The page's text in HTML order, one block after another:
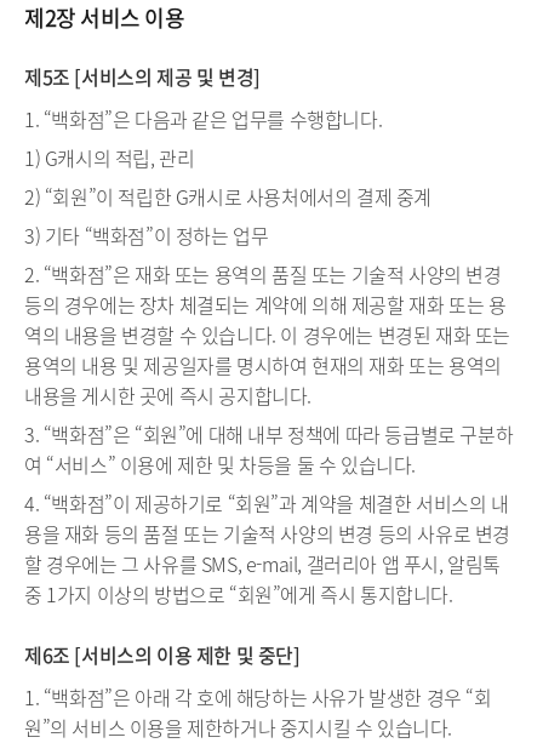
제2장 서비스 이용
제5조 [서비스의 제공 및 변경]
1. “백화점”은 다음과 같은 업무를 수행합니다.
1) G캐시의 적립, 관리
2) “회원”이 적립한 G캐시로 사용처에서의 결제 중계
3) 기타 “백화점”이 정하는 업무
2. “백화점”은 재화 또는 용역의 품질 또는 기술적 사양의 변경
등의 경우에는 장차 체결되는 계약에 의해 제공할 재화 또는 용
역의 내용을 변경할 수 있습니다. 이 경우에는 변경된 재화 또는
용역의 내용 및 제공일자를 명시하여 현재의 재화 또는 용역의
내용을 게시한 곳에 즉시 공지합니다.
3. “백화점”은 “회원”에 대해 내부 정책에 따라 등급별로 구분하
여 “서비스” 이용에 제한 및 차등을 둘 수 있습니다.
4. “백화점”이 제공하기로 “회원”과 계약을 체결한 서비스의 내
용을 재화 등의 품절 또는 기술적 사양의 변경 등의 사유로 변경
할 경우에는 그 사유를 SMS, e-mail, 갤러리아 앱 푸시, 알림톡
중 1가지 이상의 방법으로 “회원”에게 즉시 통지합니다.
제6조 [서비스의 이용 제한 및 중단]
1. “백화점”은 아래 각 호에 해당하는 사유가 발생한 경우 “회
원”의 서비스 이용을 제한하거나 중지시킬 수 있습니다.